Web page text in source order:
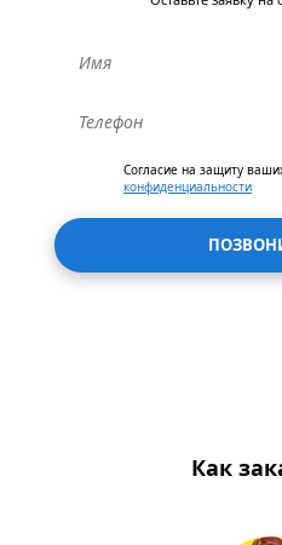
Согласие на защиту
конфиденциальности
Как